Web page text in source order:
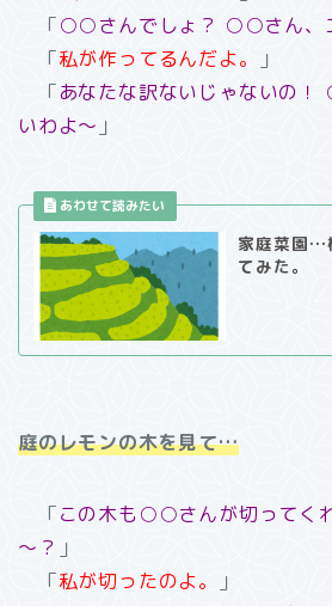
「○○さんでしょ？ ○○さん、
「私が作ってるんだよ。
」
「あなたな訳ないじゃないの
いわよ～ 」
家庭菜園…
てみた。
庭のレモンの木を見て…
「この木も○○さんが切ってく
～？ 」
「私が切ったのよ。
」